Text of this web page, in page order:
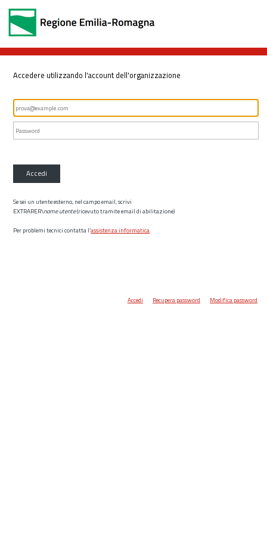
Accedere utilizzando l'account dell'organizzazione
Accedi
Se sei un utente esterno, nel campo email, scrivi
EXTRARER\nome utente(ricevuto tramite email di abilitazione)
Per problemi tecnici contatta l’assistenza informatica.
Accedi Recupera password Modifica password